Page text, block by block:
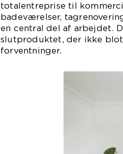
totalentreprise til
badeværelser,
en central del af arbejdet.
slutproduktet, der ikke
forventninger.